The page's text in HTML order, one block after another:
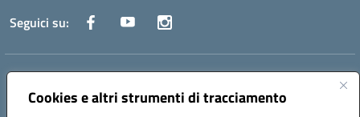
Cookies e altri strumenti di tracciamento
Seguici su:
Indirizzo:
Centralino:0885 417864 Email:fgpc180008@istruzione.it